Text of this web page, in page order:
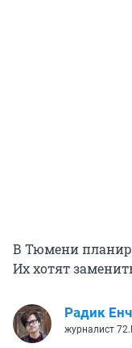
В Тюмени
Их хотят
Радик
журналист